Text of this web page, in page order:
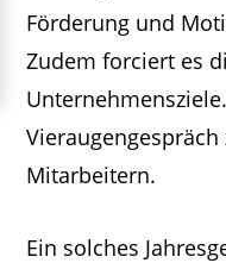
Förderung und
Zudem forciert es
Mitarbeitern.
Ein solches